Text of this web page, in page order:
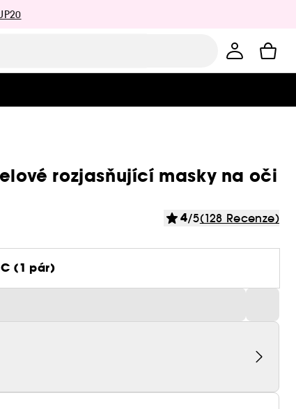
rozjasňující masky na oči
4/5(128 Recenze)
(1 pár)